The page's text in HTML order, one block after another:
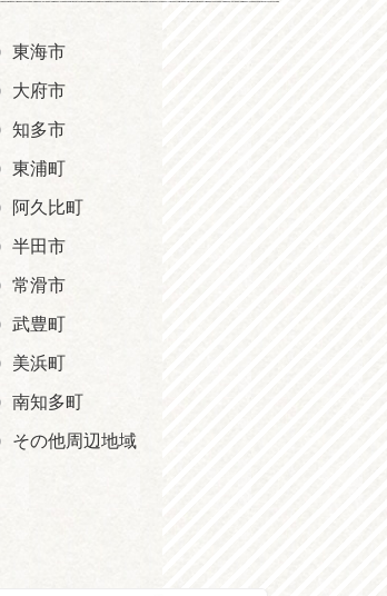
東海市
大府市
知多市
東浦町
阿久比町
半田市
常滑市
武豊町
美浜町
南知多町
その他周辺地域